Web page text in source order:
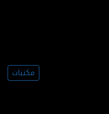
مكتبات